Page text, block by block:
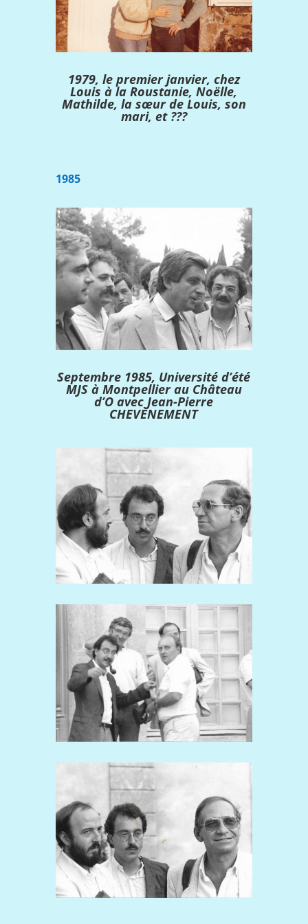
1979, le premier janvier, chez
Louis à la Roustanie, Noëlle,
Mathilde, la sœur de Louis, son
mari, et ???
1985
Septembre 1985, Université d’été
MJS à Montpellier au Château
d’O avec Jean-Pierre
CHEVÈNEMENT